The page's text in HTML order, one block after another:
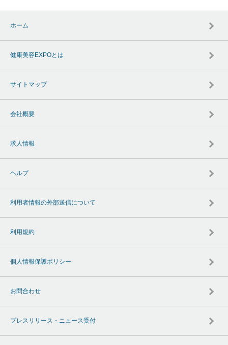
ホーム
健康美容EXPOとは
サイトマップ
会社概要
求人情報
ヘルプ
利用者情報の外部送信について
利用規約
個人情報保護ポリシー
お問合わせ
プレスリリース・ニュース受付